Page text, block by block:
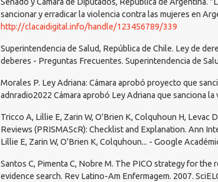
sancionar y erradicar la violencia contra las mujeres en
http://clacaidigital.info/handle/123456789/339
Superintendencia de Salud, República de Chile. Ley de
deberes - Preguntas Frecuentes. Superintendencia de
Morales P. Ley Adriana: Cámara aprobó proyecto que
adnradio2022 Cámara aprobó Ley Adriana que sanciona
Tricco A, Lillie E, Zarin W, O'Brien K, Colquhoun H, Levac
Reviews (PRISMAScR): Checklist and Explanation. Ann
Lillie E, Zarin W, O'Brien K, Colquhoun... - Google
Santos C, Pimenta C, Nobre M. The PICO strategy for
evidence search. Rev Latino-Am Enfermagem. 2007.